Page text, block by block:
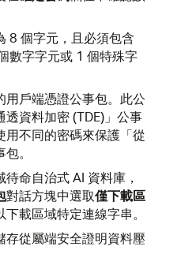
8 個字元，且必須包含
數字字元或 1 個特殊字
用戶端憑證公事包。此公
資料加密 (TDE)」公事
用不同的密碼來保護「從
。
命自治式 AI 資料庫，
對話方塊中選取僅下載區
下載區域特定連線字串。
存從屬端安全證明資料壓